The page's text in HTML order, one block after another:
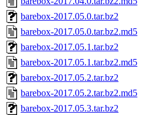
barebox-2017.05.0.tar.bz2
barebox-2017.05.0.tar.bz2.md5
barebox-2017.05.1.tar.bz2
barebox-2017.05.1.tar.bz2.md5
barebox-2017.05.2.tar.bz2
barebox-2017.05.2.tar.bz2.md5
barebox-2017.05.3.tar.bz2